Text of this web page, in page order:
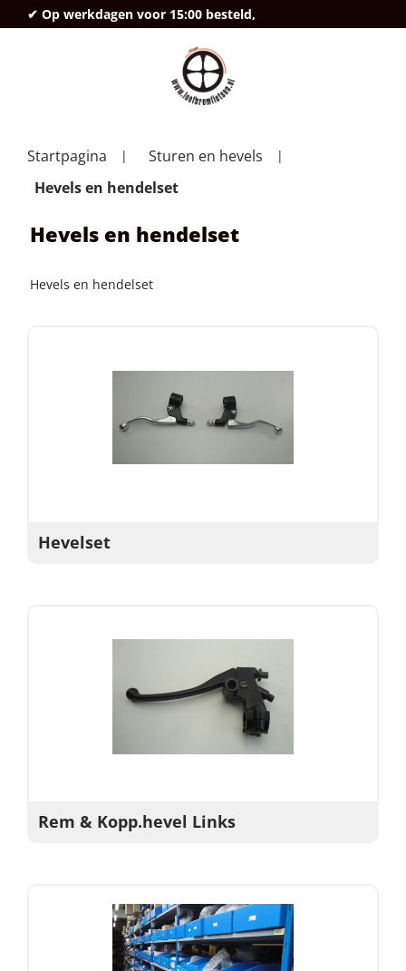
✔ Op werkdagen voor 15:00 besteld,
Startpagina
Sturen en hevels
Hevels en hendelset
Hevels en hendelset
Hevels en hendelset
Hevelset
Rem & Kopp.hevel Links